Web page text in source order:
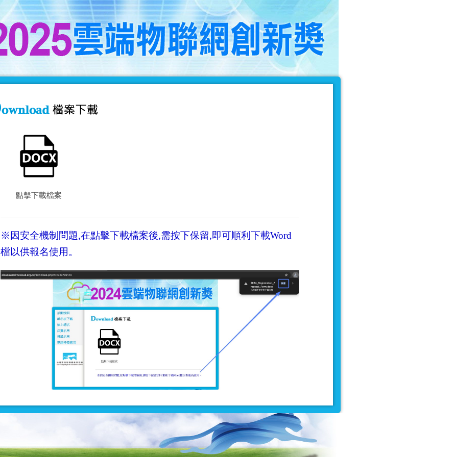
點擊下載檔案
※因安全機制問題,在點擊下載檔案後,需按下保留,即可順利下載Word
檔以供報名使用。